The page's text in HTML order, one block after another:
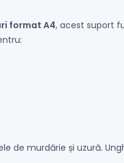
format A4, acest suport
de murdărie și uzură.